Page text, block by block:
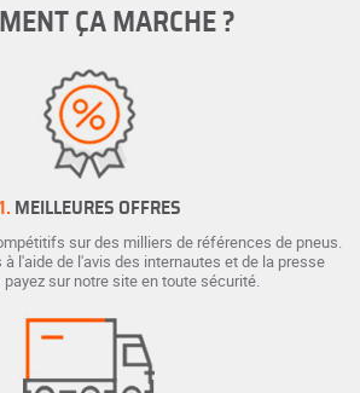
ÇA MARCHE ?
1. MEILLEURES OFFRES
sur des milliers de références de pneus.
l'aide de l'avis des internautes et de la presse
sur notre site en toute sécurité.